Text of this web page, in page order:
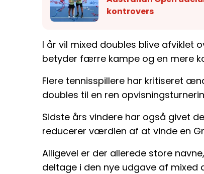
kontrovers
I år vil mixed doubles blive afviklet
betyder færre kampe og en mere
Flere tennisspillere har kritiseret
doubles til en ren
Sidste års vindere har også givet
reducerer værdien af at vinde en
Alligevel er der allerede store
deltage i den nye udgave af mixed